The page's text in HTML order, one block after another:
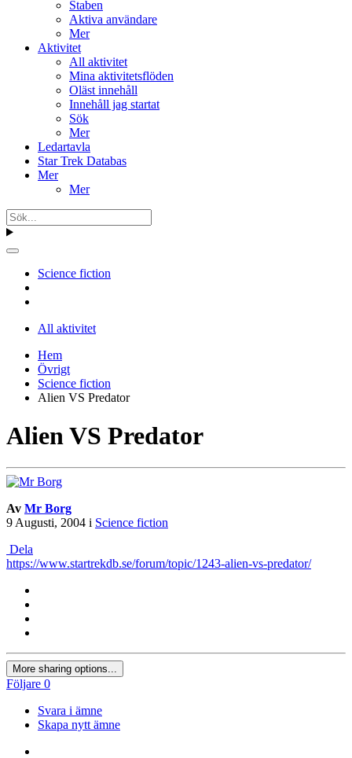
Staben
Aktiva användare
Mer
Aktivitet
All aktivitet
Mina aktivitetsflöden
Oläst innehåll
Innehåll jag startat
Sök
Mer
Ledartavla
Star Trek Databas
Mer
Mer
Science fiction
All aktivitet
Hem
Övrigt
Science fiction
Alien VS Predator
Alien VS Predator
Av Mr Borg
9 Augusti, 2004 i Science fiction
Dela
https://www.startrekdb.se/forum/topic/1243-alien-vs-predator/
More sharing options...
Följare 0
Svara i ämne
Skapa nytt ämne